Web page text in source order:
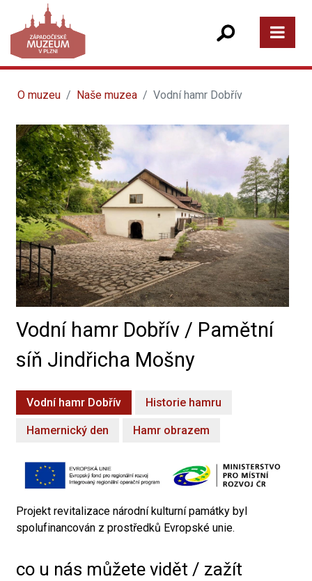
O muzeu Naše muzea Vodní hamr Dobřív
Vodní hamr Dobřív / Pamětní
síň Jindřicha Mošny
Vodní hamr Dobřív Historie hamru
Hamernický den Hamr obrazem
Projekt revitalizace národní kulturní památky byl
spolufinancován z prostředků Evropské unie.
co u nás můžete vidět / zažít